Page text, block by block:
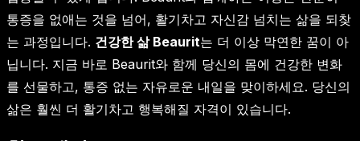
통증을 없애는 것을 넘어, 활기차고 자신감 넘치는 삶을 되찾
는 과정입니다. 건강한 삶 Beaurit는 더 이상 막연한 꿈이 아
닙니다. 지금 바로 Beaurit와 함께 당신의 몸에 건강한 변화
를 선물하고, 통증 없는 자유로운 내일을 맞이하세요. 당신의
삶은 훨씬 더 활기차고 행복해질 자격이 있습니다.